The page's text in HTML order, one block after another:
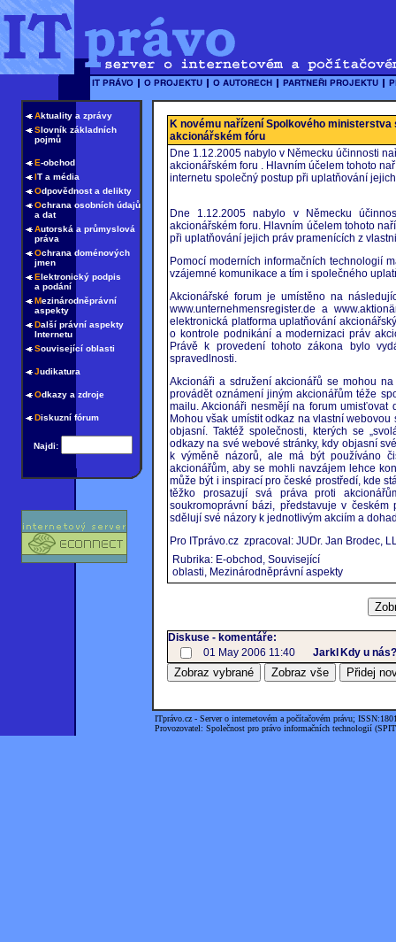
Aktuality a zprávy
Slovník základních
pojmů
E-obchod
IT a média
Odpovědnost a delikty
Ochrana osobních údajů
a dat
Autorská a průmyslová
práva
Ochrana doménových
jmen
Elektronický podpis
a podání
Mezinárodněprávní
aspekty
Další právní aspekty
Internetu
Související oblasti
Judikatura
Odkazy a zdroje
Diskuzní fórum
Najdi:
K novému nařízení Spolkového ministerstva
akcionářském fóru
Dne 1.12.2005 nabylo v Německu účinnosti
akcionářském foru . Hlavním účelem tohoto
internetu společný postup při uplatňování
Dne 1.12.2005 nabylo v Německu
akcionářském foru. Hlavním účelem tohoto
při uplatňování jejich práv pramenících z
Pomocí moderních informačních technologií
vzájemné komunikace a tím i společného
Akcionářské forum je umístěno na
www.unternehmensregister.de a
elektronická platforma uplatňování
o kontrole podnikání a modernizaci práv
Právě k provedení tohoto zákona bylo
spravedlnosti.
Akcionáři a sdružení akcionářů se mohou
provádět oznámení jiným akcionářům téže
mailu. Akcionáři nesmějí na forum umisťovat
Mohou však umístit odkaz na vlastní
objasní. Taktéž společnosti, kterých se
odkazy na své webové stránky, kdy objasní
k výměně názorů, ale má být používáno
akcionářům, aby se mohli navzájem lehce
může být i inspirací pro české prostředí, kde
těžko prosazují svá práva proti
soukromoprávní bázi, představuje v
sdělují své názory k jednotlivým akciím a
Pro ITprávo.cz zpracoval: JUDr. Jan Brodec,
Rubrika: E-obchod, Související
oblasti, Mezinárodněprávní aspekty
Diskuse - komentáře:
01 May 2006 11:40
Jarkl Kdy u nás?
ITprávo.cz - Server o internetovém a počítačovém právu;
Provozovatel: Společnost pro právo informačních technologií